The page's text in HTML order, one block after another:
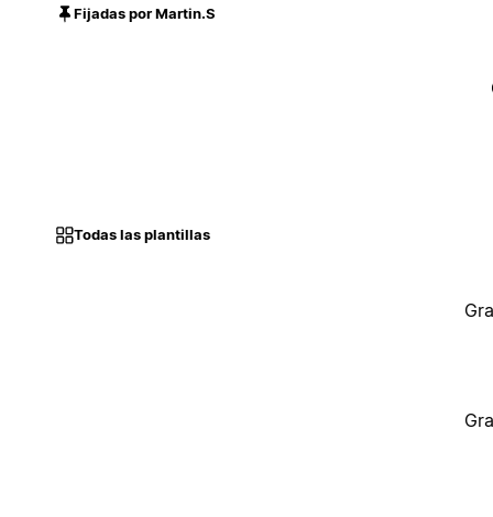
Fijadas por Martin.S
Todas las plantillas